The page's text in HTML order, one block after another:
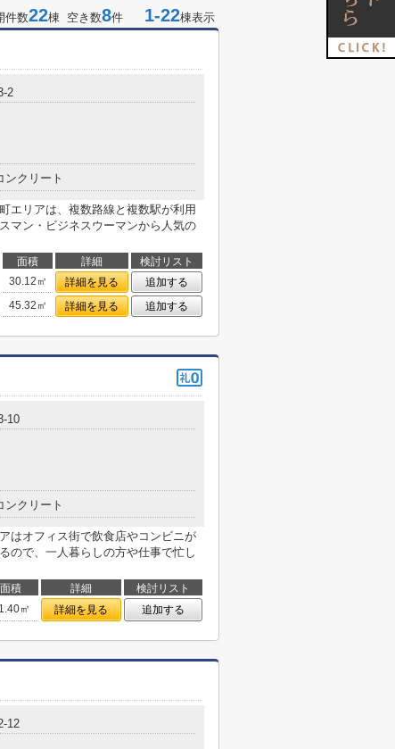
件数22棟 空き数8件 1-22棟表示
2
ンクリート
エリアは、複数路線と複数駅が利用
マン・ビジネスウーマンから人気の
面積 詳細
検討リスト
30.12㎡ 詳細を見る
追加する
45.32㎡ 詳細を見る 追加する
10
ンクリート
はオフィス街で飲食店やコンビニが
ので、一人暮らしの方や仕事で忙し
面積 詳細
検討リスト
㎡ 詳細を見る 追加する
12